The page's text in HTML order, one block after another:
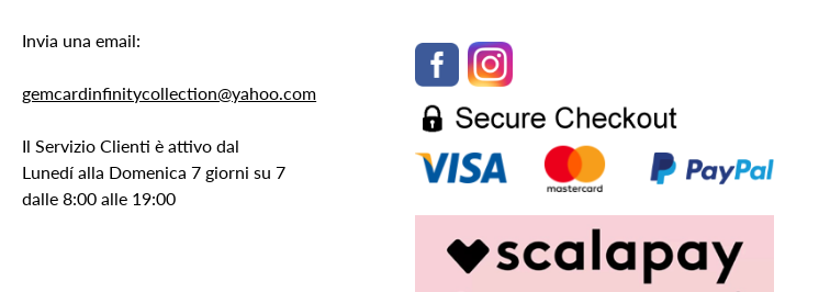
Invia una email:
gemcardinfinitycollection@yahoo.com
Il Servizio Clienti è attivo dal
Lunedí alla Domenica 7 giorni su 7
dalle 8:00 alle 19:00